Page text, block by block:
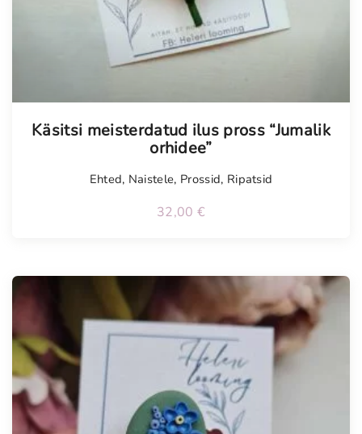
Käsitsi meisterdatud ilus pross “Jumalik
orhidee”
Ehted, Naistele, Prossid, Ripatsid
32,00 €